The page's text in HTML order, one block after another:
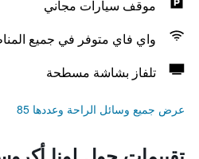
موقف سيارات مجاني
واي فاي متوفر في جميع
تلفاز بشاشة مسطحة
عرض جميع وسائل الراحة وعددها 85